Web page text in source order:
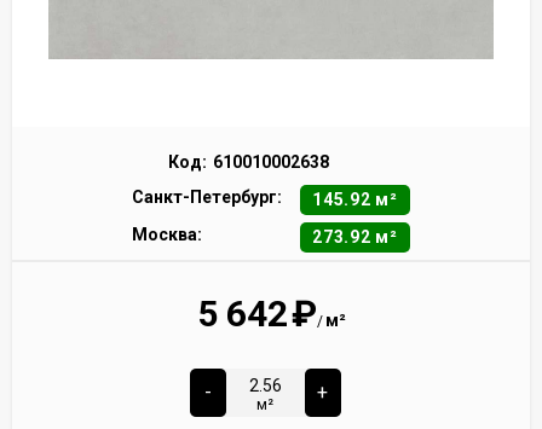
Код: 610010002638
Санкт-Петербург:
145.92 м²
Москва:
273.92 м²
5 642₽/ м²
-
м²
+